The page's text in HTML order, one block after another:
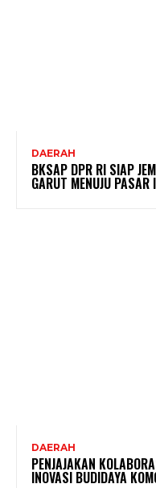
DAERAH
BKSAP DPR RI SIAP
GARUT MENUJU PASAR
DAERAH
PENJAJAKAN
INOVASI BUDIDAYA